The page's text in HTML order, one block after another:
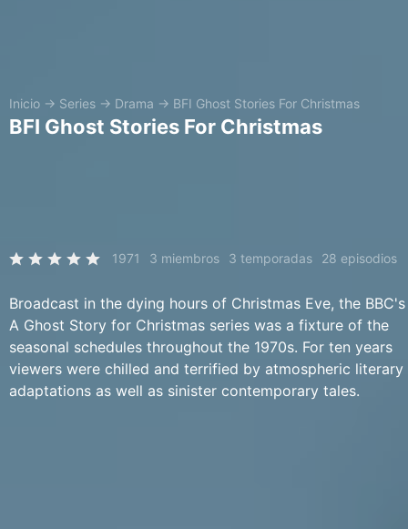
Inicio → Series → Drama → BFI Ghost Stories For Christmas
BFI Ghost Stories For Christmas
1971 3 miembros 3 temporadas 28 episodios
Broadcast in the dying hours of Christmas Eve, the BBC's
A Ghost Story for Christmas series was a fixture of the
seasonal schedules throughout the 1970s. For ten years
viewers were chilled and terrified by atmospheric literary
adaptations as well as sinister contemporary tales.